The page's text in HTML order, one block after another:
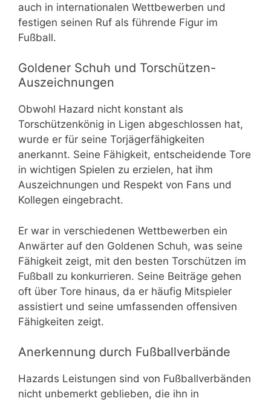
auch in internationalen Wettbewerben und
festigen seinen Ruf als führende Figur im
Fußball.
Goldener Schuh und Torschützen-
Auszeichnungen
Obwohl Hazard nicht konstant als
Torschützenkönig in Ligen abgeschlossen hat,
wurde er für seine Torjägerfähigkeiten
anerkannt. Seine Fähigkeit, entscheidende Tore
in wichtigen Spielen zu erzielen, hat ihm
Auszeichnungen und Respekt von Fans und
Kollegen eingebracht.
Er war in verschiedenen Wettbewerben ein
Anwärter auf den Goldenen Schuh, was seine
Fähigkeit zeigt, mit den besten Torschützen im
Fußball zu konkurrieren. Seine Beiträge gehen
oft über Tore hinaus, da er häufig Mitspieler
assistiert und seine umfassenden offensiven
Fähigkeiten zeigt.
Anerkennung durch Fußballverbände
Hazards Leistungen sind von Fußballverbänden
nicht unbemerkt geblieben, die ihn in